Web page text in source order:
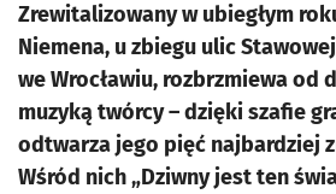
Zrewitalizowany w ubiegłym
Niemena, u zbiegu ulic
we Wrocławiu, rozbrzmiewa od
muzyką twórcy – dzięki szafie
odtwarza jego pięć najbardziej
Wśród nich „Dziwny jest ten